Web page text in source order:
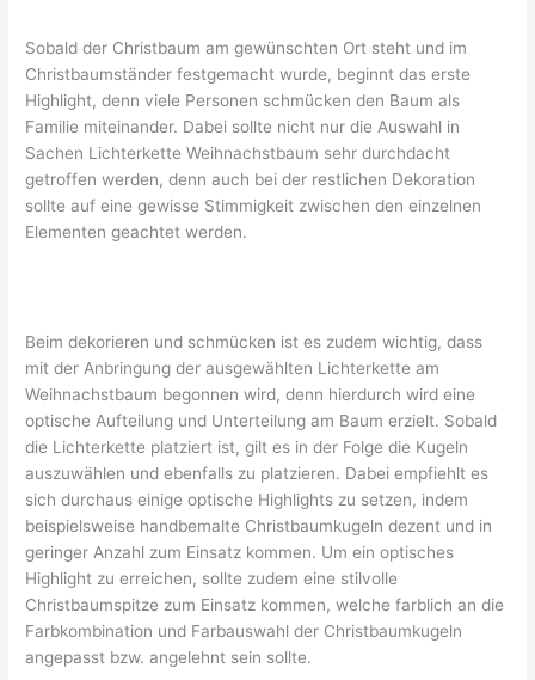
Sobald der Christbaum am gewünschten Ort steht und im
Christbaumständer festgemacht wurde, beginnt das erste
Highlight, denn viele Personen schmücken den Baum als
Familie miteinander. Dabei sollte nicht nur die Auswahl in
Sachen Lichterkette Weihnachstbaum sehr durchdacht
getroffen werden, denn auch bei der restlichen Dekoration
sollte auf eine gewisse Stimmigkeit zwischen den einzelnen
Elementen geachtet werden.
Beim dekorieren und schmücken ist es zudem wichtig, dass
mit der Anbringung der ausgewählten Lichterkette am
Weihnachstbaum begonnen wird, denn hierdurch wird eine
optische Aufteilung und Unterteilung am Baum erzielt. Sobald
die Lichterkette platziert ist, gilt es in der Folge die Kugeln
auszuwählen und ebenfalls zu platzieren. Dabei empfiehlt es
sich durchaus einige optische Highlights zu setzen, indem
beispielsweise handbemalte Christbaumkugeln dezent und in
geringer Anzahl zum Einsatz kommen. Um ein optisches
Highlight zu erreichen, sollte zudem eine stilvolle
Christbaumspitze zum Einsatz kommen, welche farblich an die
Farbkombination und Farbauswahl der Christbaumkugeln
angepasst bzw. angelehnt sein sollte.